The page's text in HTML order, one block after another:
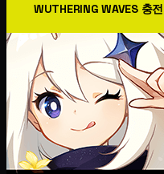
WUTHERING WAVES 충전